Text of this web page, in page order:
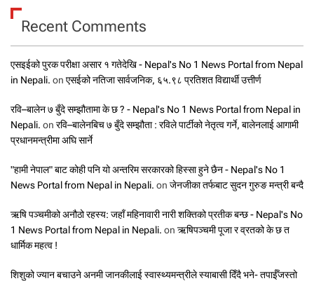
Recent Comments
एसइईको पुरक परीक्षा असार १ गतेदेखि - Nepal's No 1 News Portal from Nepal
in Nepali. on एसईको नतिजा सार्वजनिक, ६५.९८ प्रतिशत विद्यार्थी उत्तीर्ण
रवि–बालेन ७ बुँदे सम्झौतामा के छ ? - Nepal's No 1 News Portal from Nepal in
Nepali. on रवि–बालेनबिच ७ बुँदे सम्झौता : रविले पार्टीको नेतृत्व गर्ने, बालेनलाई आगामी
प्रधानमन्त्रीमा अघि सार्ने
"हामी नेपाल" बाट कोही पनि यो अन्तरिम सरकारको हिस्सा हुने छैन - Nepal's No 1
News Portal from Nepal in Nepali. on जेनजीका तर्फबाट सुदन गुरुङ मन्त्री बन्दै
ऋषि पञ्चमीको अनौठो रहस्य: जहाँ महिनावारी नारी शक्तिको प्रतीक बन्छ - Nepal's No
1 News Portal from Nepal in Nepali. on ऋषिपञ्चमी पूजा र व्रतको के छ त
धार्मिक महत्व !
शिशुको ज्यान बचाउने अनमी जानकीलाई स्वास्थ्यमन्त्रीले स्याबासी दिँदै भने- तपाईँजस्तो